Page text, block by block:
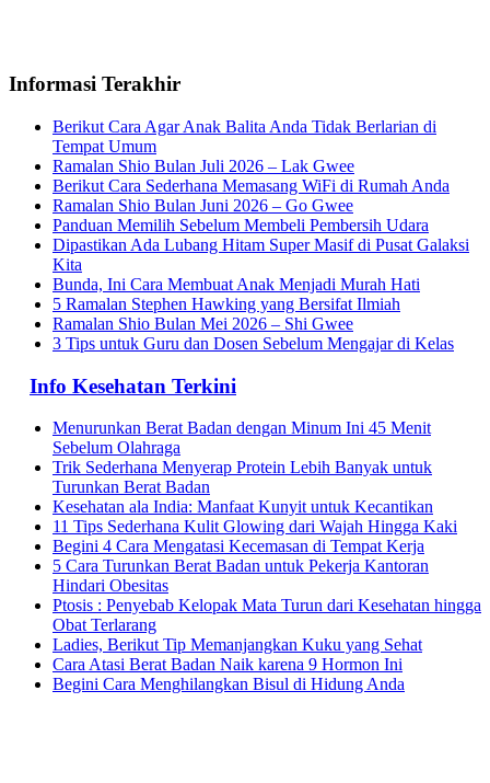
Informasi Terakhir
Berikut Cara Agar Anak Balita Anda Tidak Berlarian di
Tempat Umum
Ramalan Shio Bulan Juli 2026 – Lak Gwee
Berikut Cara Sederhana Memasang WiFi di Rumah Anda
Ramalan Shio Bulan Juni 2026 – Go Gwee
Panduan Memilih Sebelum Membeli Pembersih Udara
Dipastikan Ada Lubang Hitam Super Masif di Pusat Galaksi
Kita
Bunda, Ini Cara Membuat Anak Menjadi Murah Hati
5 Ramalan Stephen Hawking yang Bersifat Ilmiah
Ramalan Shio Bulan Mei 2026 – Shi Gwee
3 Tips untuk Guru dan Dosen Sebelum Mengajar di Kelas
Info Kesehatan Terkini
Menurunkan Berat Badan dengan Minum Ini 45 Menit
Sebelum Olahraga
Trik Sederhana Menyerap Protein Lebih Banyak untuk
Turunkan Berat Badan
Kesehatan ala India: Manfaat Kunyit untuk Kecantikan
11 Tips Sederhana Kulit Glowing dari Wajah Hingga Kaki
Begini 4 Cara Mengatasi Kecemasan di Tempat Kerja
5 Cara Turunkan Berat Badan untuk Pekerja Kantoran
Hindari Obesitas
Ptosis : Penyebab Kelopak Mata Turun dari Kesehatan hingga
Obat Terlarang
Ladies, Berikut Tip Memanjangkan Kuku yang Sehat
Cara Atasi Berat Badan Naik karena 9 Hormon Ini
Begini Cara Menghilangkan Bisul di Hidung Anda